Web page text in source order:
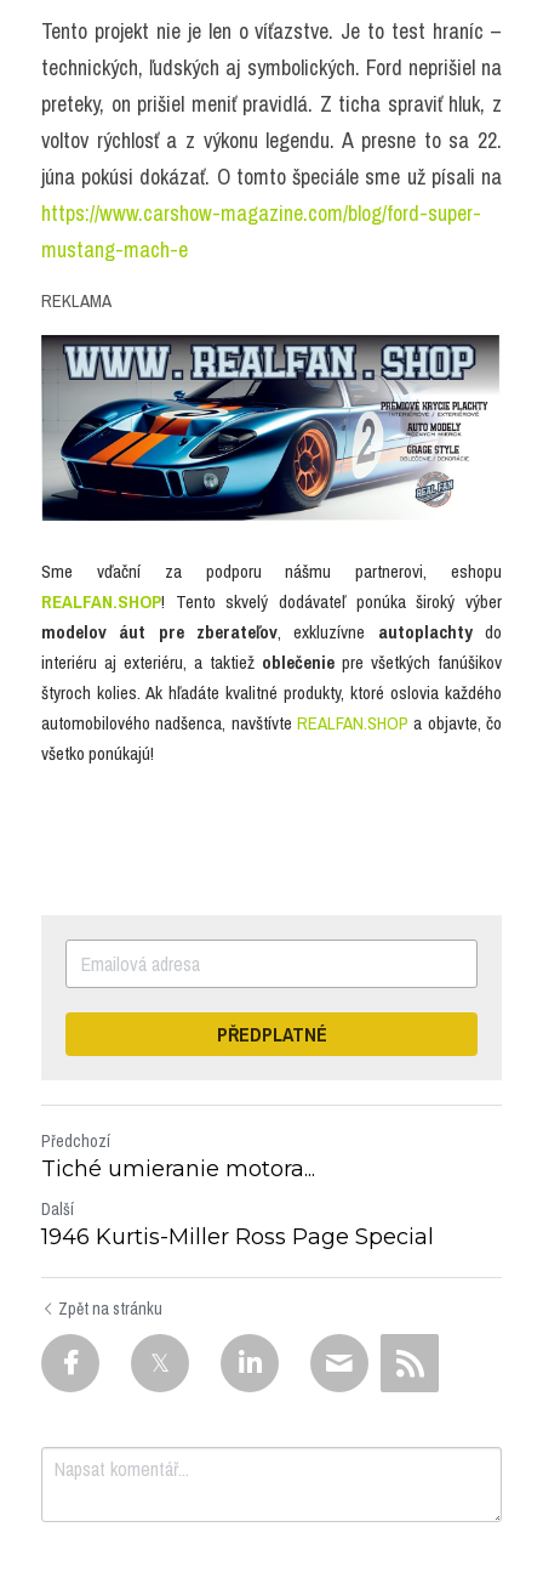
Tento projekt nie je len o víťazstve. Je to test hraníc –
technických, ľudských aj symbolických. Ford neprišiel na
preteky, on prišiel meniť pravidlá. Z ticha spraviť hluk, z
voltov rýchlosť a z výkonu legendu. A presne to sa 22.
https://www.carshow-magazine.com/blog/ford-super-
mustang-mach-e
REKLAMA
REALFAN.SHOP
modelov áut pre zberateľov, exkluzívne autoplachty do
interiéru aj exteriéru, a taktiež oblečenie pre všetkých fanúšikov
štyroch kolies. Ak hľadáte kvalitné produkty, ktoré oslovia každého
automobilového nadšenca, navštívte REALFAN.SHOP a objavte, čo
všetko ponúkajú!
PŘEDPLATNÉ
Předchozí
Tiché umieranie motora...
Další
1946 Kurtis-Miller Ross Page Special
Zpět na stránku